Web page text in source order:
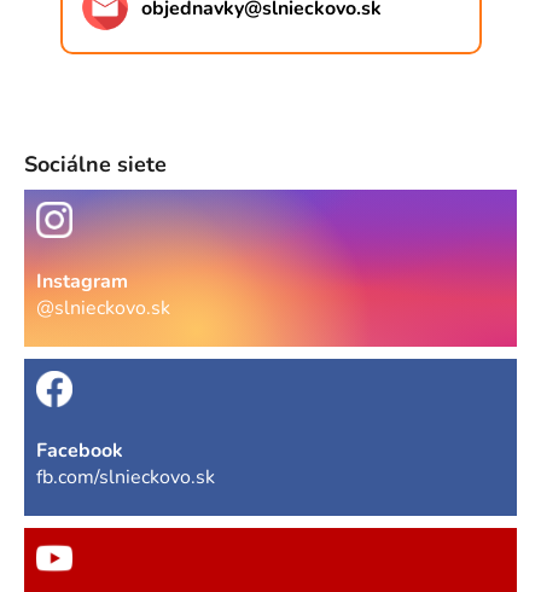
objednavky@slnieckovo.sk
Sociálne siete
Instagram
@slnieckovo.sk
Facebook
fb.com/slnieckovo.sk